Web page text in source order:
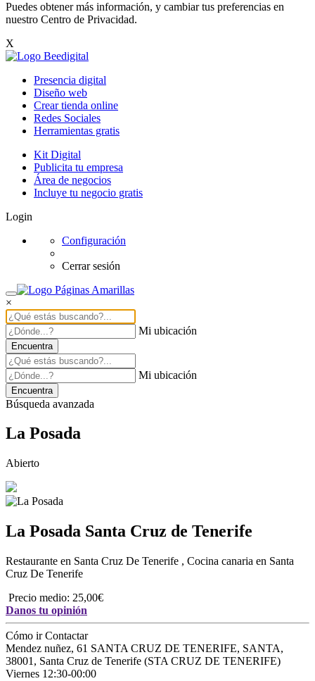
Puedes obtener más información, y cambiar tus preferencias en
nuestro Centro de Privacidad.
X
Presencia digital
Diseño web
Crear tienda online
Redes Sociales
Herramientas gratis
Kit Digital
Publicita tu empresa
Área de negocios
Incluye tu negocio gratis
Login
Configuración
Cerrar sesión
×
Mi ubicación
Encuentra
Mi ubicación
Encuentra
Búsqueda avanzada
La Posada
Abierto
La Posada Santa Cruz de Tenerife
Restaurante en Santa Cruz De Tenerife , Cocina canaria en Santa
Cruz De Tenerife
Precio medio: 25,00€
Danos tu opinión
Cómo irContactar
Mendez nuñez, 61 SANTA CRUZ DE TENERIFE, SANTA,
38001 , Santa Cruz de Tenerife (STA CRUZ DE TENERIFE)
Viernes 12:30-00:00